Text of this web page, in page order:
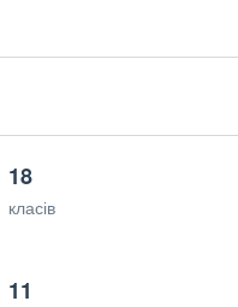
18
класів
11